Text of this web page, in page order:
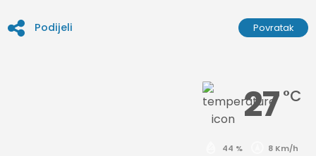
Podijeli Povratak
27 °C
44 % 8 Km/h